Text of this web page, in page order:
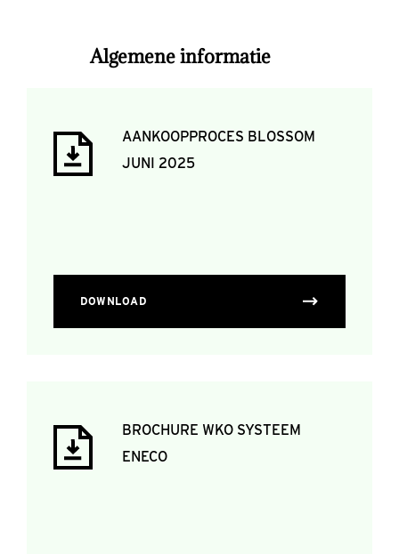
Algemene informatie
AANKOOPPROCES BLOSSOM
JUNI 2025
DOWNLOAD
BROCHURE WKO SYSTEEM
ENECO